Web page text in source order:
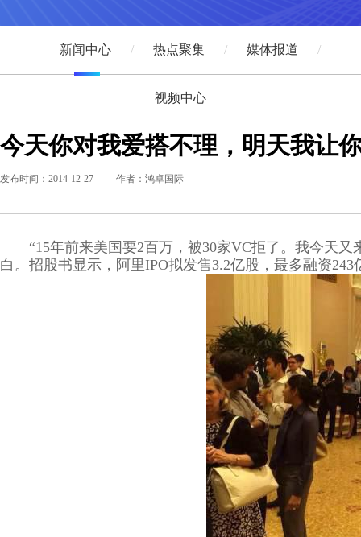
新闻中心 热点聚集 媒体报道
视频中心
今天你对我爱搭不理，明天我让
发布时间：2014-12-27 作者：鸿卓国际
“15年前来美国要2百万，被30家VC拒了。我今天
白。招股书显示，阿里IPO拟发售3.2亿股，最多融资